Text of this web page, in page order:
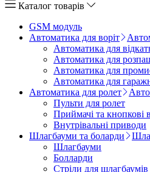
Каталог товарів
GSM модуль
Автоматика для воріт
Автоматика для
Автоматика для
Автоматика для
Автоматика для
Автоматика для ролет
Пульти для ролет
Приймачі та кнопкові
Внутрівальні приводи
Шлагбауми та боларди
Шлагбауми
Болларди
Стріли для шлагбаумів